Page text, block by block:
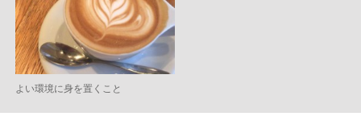
よい環境に身を置くこと